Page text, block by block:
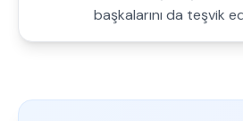
başkalarını da teşvik